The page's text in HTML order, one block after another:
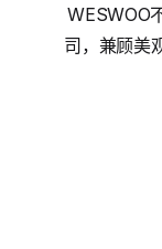
WESWOO
司，兼顾美